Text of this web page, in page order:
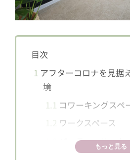
目次
1 アフターコロナを見据
境
1.1 コワーキングスペ
ワークスペース
パーティールーム
もっと見る